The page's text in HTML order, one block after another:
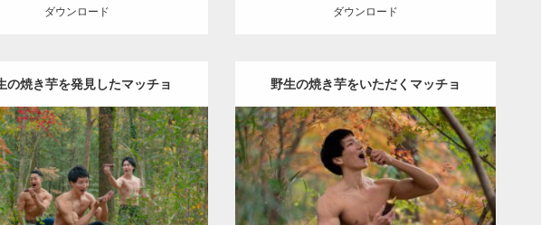
ダウンロード ダウンロード
の焼き芋を発見したマッチョ
Update:2022.01.22
紅葉とマッチョ inori
細マッチョ) SOSUKE 外資系
筋肉
野生の焼き芋をいただくマッチョ
Update:2022.01.22
Category:紅葉とマッチョ kaichan
AKIHITO(細マッチョ)
上腕二頭筋 肩